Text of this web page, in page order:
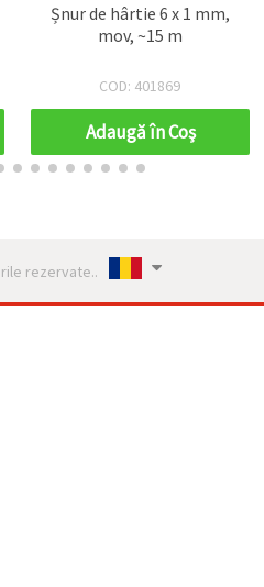
Șnur de hârtie 6 x 1 mm,
mov, ~15 m
COD: 401869
Adaugă în Coş
rezervate..